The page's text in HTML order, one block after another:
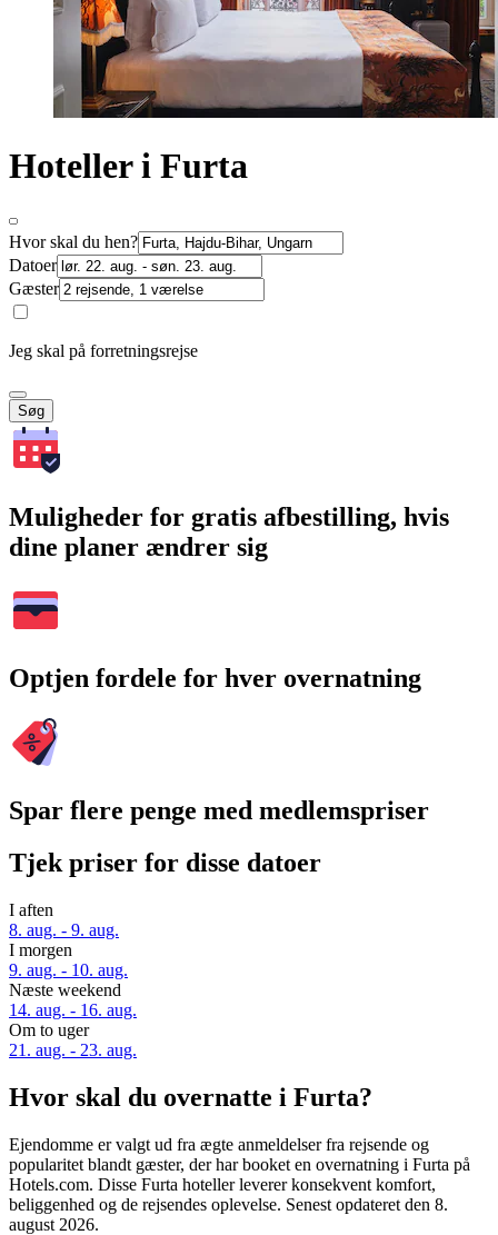
Hoteller i Furta
Hvor skal du hen?
Datoer
Gæster
Jeg skal på forretningsrejse
Søg
Muligheder for gratis afbestilling, hvis
dine planer ændrer sig
Optjen fordele for hver overnatning
Spar flere penge med medlemspriser
Tjek priser for disse datoer
I aften
8. aug. - 9. aug.
I morgen
9. aug. - 10. aug.
Næste weekend
14. aug. - 16. aug.
Om to uger
21. aug. - 23. aug.
Hvor skal du overnatte i Furta?
Ejendomme er valgt ud fra ægte anmeldelser fra rejsende og
popularitet blandt gæster, der har booket en overnatning i Furta på
Hotels.com. Disse Furta hoteller leverer konsekvent komfort,
beliggenhed og de rejsendes oplevelse. Senest opdateret den 8.
august 2026.